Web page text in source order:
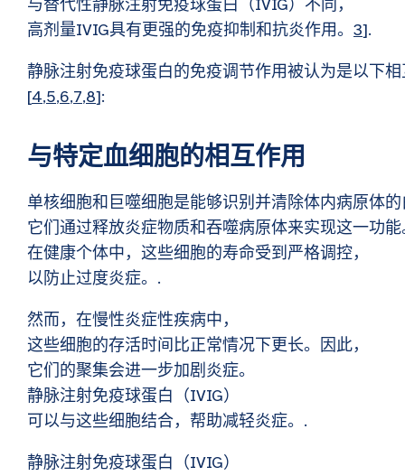
与替代性静脉注射免疫球蛋白（IVIG）不同，
高剂量IVIG具有更强的免疫抑制和抗炎作用。 3].
静脉注射免疫球蛋白的免疫调节作用被认为是以下
[4,5,6,7,8]:
与特定血细胞的相互作用
单核细胞和巨噬细胞是能够识别并清除体内病原体
它们通过释放炎症物质和吞噬病原体来实现这一功能
在健康个体中，这些细胞的寿命受到严格调控，
以防止过度炎症。.
然而，在慢性炎症性疾病中，
这些细胞的存活时间比正常情况下更长。因此，
它们的聚集会进一步加剧炎症。
静脉注射免疫球蛋白（IVIG）
可以与这些细胞结合，帮助减轻炎症。.
静脉注射免疫球蛋白（IVIG）